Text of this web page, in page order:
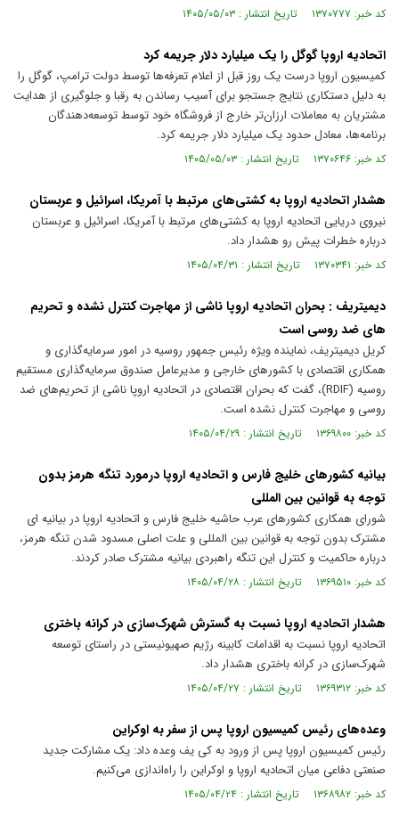
کد خبر: ۱۳۷۰۷۷۷ تاریخ انتشار : ۱۴۰۵/۰۵/۰۳
اتحادیه اروپا گوگل را یک میلیارد دلار جریمه کرد
کمیسیون اروپا درست یک روز قبل از اعلام تعرفه‌ها توسط دولت ترامپ، گوگل را
به دلیل دستکاری نتایج جستجو برای آسیب رساندن به رقبا و جلوگیری از هدایت
مشتریان به معاملات ارزان‌تر خارج از فروشگاه خود توسط توسعه‌دهندگان
برنامه‌ها، معادل حدود یک میلیارد دلار جریمه کرد.
کد خبر: ۱۳۷۰۶۴۶ تاریخ انتشار : ۱۴۰۵/۰۵/۰۳
هشدار اتحادیه اروپا به کشتی‌های مرتبط با آمریکا، اسرائیل و عربستان
نیروی دریایی اتحادیه اروپا به کشتی‌های مرتبط با آمریکا، اسرائیل و عربستان
درباره خطرات پیش رو هشدار داد.
کد خبر: ۱۳۷۰۳۴۱ تاریخ انتشار : ۱۴۰۵/۰۴/۳۱
دیمیتریف : بحران اتحادیه اروپا ناشی از مهاجرت کنترل نشده و تحریم
های ضد روسی است
کریل دیمیتریف، نماینده ویژه رئیس جمهور روسیه در امور سرمایه‌گذاری و
همکاری اقتصادی با کشورهای خارجی و مدیرعامل صندوق سرمایه‌گذاری مستقیم
روسیه (RDIF)، گفت که بحران اقتصادی در اتحادیه اروپا ناشی از تحریم‌های ضد
روسی و مهاجرت کنترل نشده است.
کد خبر: ۱۳۶۹۸۰۰ تاریخ انتشار : ۱۴۰۵/۰۴/۲۹
بیانیه کشورهای خلیج فارس و اتحادیه اروپا درمورد تنگه هرمز بدون
توجه به قوانین بین المللی
شورای همکاری کشورهای عرب حاشیه خلیج فارس و اتحادیه اروپا در بیانیه ای
مشترک بدون توجه به قوانین بین المللی و علت اصلی مسدود شدن تنگه هرمز،
درباره حاکمیت و کنترل این تنگه راهبردی بیانیه مشترک صادر کردند.
کد خبر: ۱۳۶۹۵۱۰ تاریخ انتشار : ۱۴۰۵/۰۴/۲۸
هشدار اتحادیه اروپا نسبت به گسترش شهرک‌سازی در کرانه باختری
اتحادیه اروپا نسبت به اقدامات کابینه رژیم صهیونیستی در راستای توسعه
شهرک‌سازی در کرانه باختری هشدار داد.
کد خبر: ۱۳۶۹۳۱۲ تاریخ انتشار : ۱۴۰۵/۰۴/۲۷
وعده‌های رئیس کمیسیون اروپا پس از سفر به اوکراین
رئیس کمیسیون اروپا پس از ورود به کی یف وعده داد: یک مشارکت جدید
صنعتی دفاعی میان اتحادیه اروپا و اوکراین را راه‌اندازی می‌کنیم.
کد خبر: ۱۳۶۸۹۸۲ تاریخ انتشار : ۱۴۰۵/۰۴/۲۴